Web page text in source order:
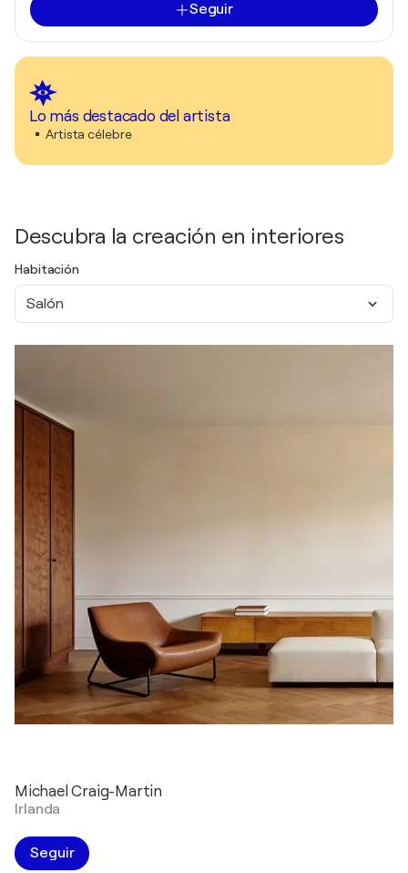
Seguir
Lo más destacado del artista
Artista célebre
Descubra la creación en interiores
Habitación
Salón
Michael Craig-Martin
Irlanda
Seguir